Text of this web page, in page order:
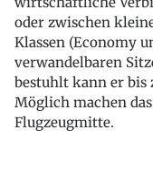
oder zwischen
Klassen (Economy
verwandelbaren
bestuhlt kann er bis
Möglich machen
Flugzeugmitte.